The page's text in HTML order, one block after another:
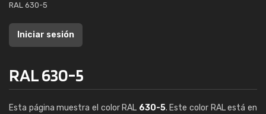
RAL 630-5
Iniciar sesión
RAL 630-5
Esta página muestra el color RAL 630-5. Este color RAL está en